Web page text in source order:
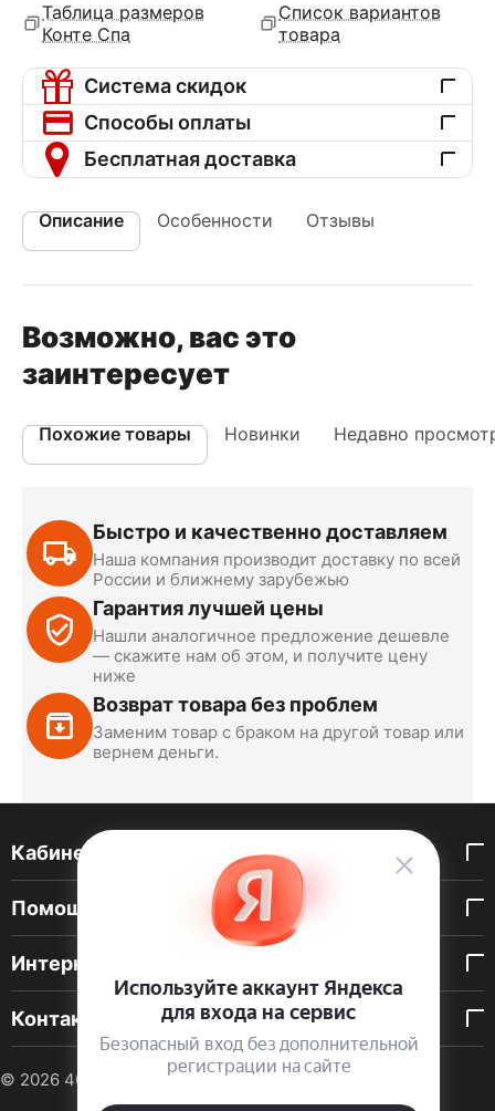
Таблица размеров
Конте Спа
Список вариантов
товара
Система скидок
Способы оплаты
Бесплатная доставка
Описание Особенности Отзывы
Возможно, вас это
заинтересует
Похожие товары Новинки Недавно
Быстро и качественно доставляем
Наша компания производит доставку по всей
России и ближнему зарубежью
Гарантия лучшей цены
Нашли аналогичное предложение дешевле
— скажите нам об этом, и получите цену
ниже
Возврат товара без проблем
Заменим товар с браком на другой товар или
вернем деньги.
Кабинет покупателя
Помощь покупателю
Интернет-магазин
Контакты
© 2026 40 DEN. Интернет-магазин